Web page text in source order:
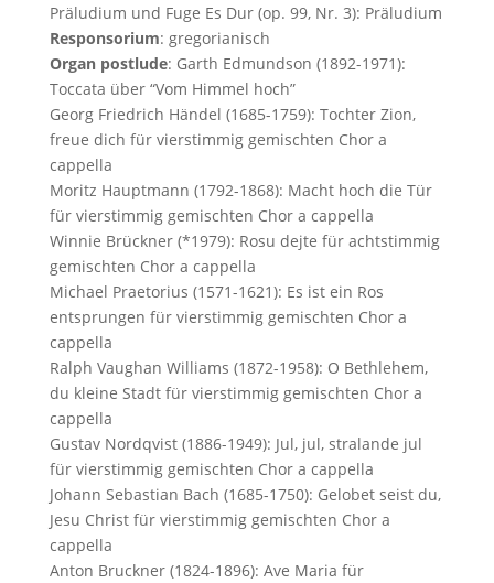
Präludium und Fuge Es Dur (op. 99, Nr. 3): Präludium
Responsorium: gregorianisch
Organ postlude: Garth Edmundson (1892-1971):
Toccata über “Vom Himmel hoch”
Georg Friedrich Händel (1685-1759): Tochter Zion,
freue dich für vierstimmig gemischten Chor a
cappella
Moritz Hauptmann (1792-1868): Macht hoch die Tür
für vierstimmig gemischten Chor a cappella
Winnie Brückner (*1979): Rosu dejte für achtstimmig
gemischten Chor a cappella
Michael Praetorius (1571-1621): Es ist ein Ros
entsprungen für vierstimmig gemischten Chor a
cappella
Ralph Vaughan Williams (1872-1958): O Bethlehem,
du kleine Stadt für vierstimmig gemischten Chor a
cappella
Gustav Nordqvist (1886-1949): Jul, jul, stralande jul
für vierstimmig gemischten Chor a cappella
Johann Sebastian Bach (1685-1750): Gelobet seist du,
Jesu Christ für vierstimmig gemischten Chor a
cappella
Anton Bruckner (1824-1896): Ave Maria für